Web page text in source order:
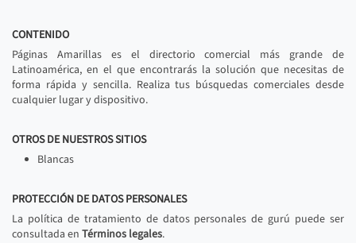
CONTENIDO
Páginas Amarillas es el directorio comercial más grande de
Latinoamérica, en el que encontrarás la solución que necesitas de
forma rápida y sencilla. Realiza tus búsquedas comerciales desde
cualquier lugar y dispositivo.
OTROS DE NUESTROS SITIOS
Blancas
PROTECCIÓN DE DATOS PERSONALES
La política de tratamiento de datos personales de gurú puede ser
consultada en Términos legales.